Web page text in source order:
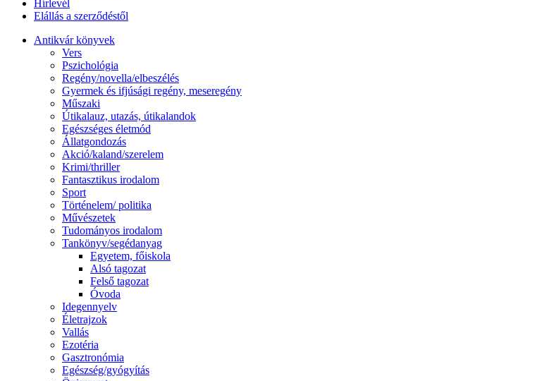
Hírlevél
Elállás a szerződéstől
Antikvár könyvek
Vers
Pszichológia
Regény/novella/elbeszélés
Gyermek és ifjúsági regény, meseregény
Műszaki
Útikalauz, utazás, útikalandok
Egészséges életmód
Állatgondozás
Akció/kaland/szerelem
Krimi/thriller
Fantasztikus irodalom
Sport
Történelem/ politika
Művészetek
Tudományos irodalom
Tankönyv/segédanyag
Egyetem, főiskola
Alsó tagozat
Felső tagozat
Óvoda
Idegennyelv
Életrajzok
Vallás
Ezotéria
Gasztronómia
Egészség/gyógyítás